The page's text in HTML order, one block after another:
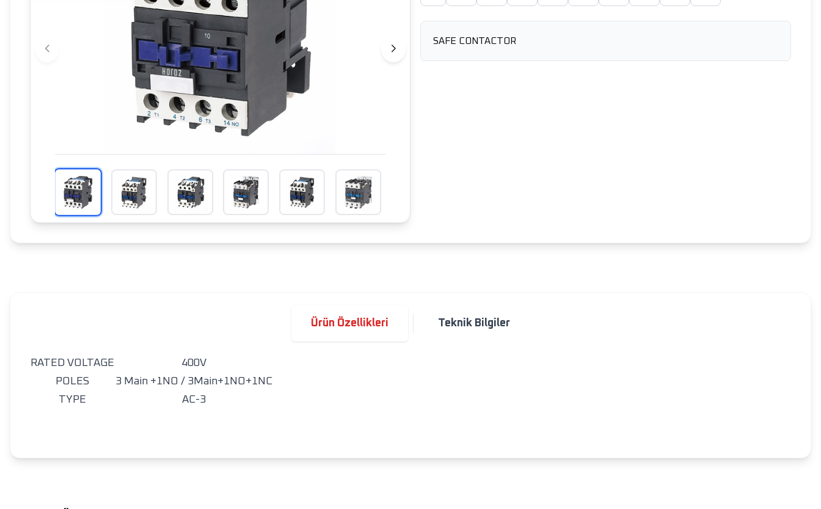
SAFE CONTACTOR
Ürün Özellikleri Teknik Bilgiler
RATED VOLTAGE
400V
POLES
3 Main +1NO / 3Main+1NO+1NC
TYPE
AC-3